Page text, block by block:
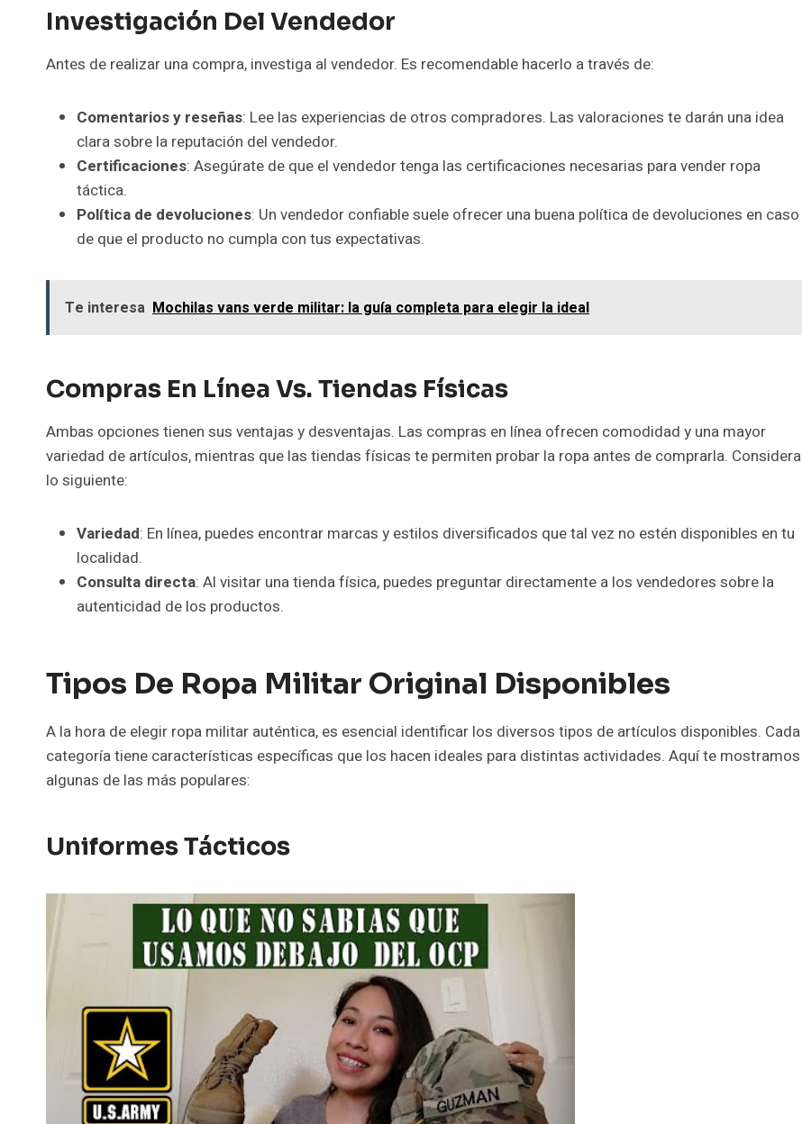
Investigación Del Vendedor
Antes de realizar una compra, investiga al vendedor. Es recomendable hacerlo a través de:
Comentarios y reseñas: Lee las experiencias de otros compradores. Las valoraciones te darán una idea
clara sobre la reputación del vendedor.
Certificaciones: Asegúrate de que el vendedor tenga las certificaciones necesarias para vender ropa
táctica.
Política de devoluciones: Un vendedor confiable suele ofrecer una buena política de devoluciones en caso
de que el producto no cumpla con tus expectativas.
Te interesa Mochilas vans verde militar: la guía completa para elegir la ideal
Compras En Línea Vs. Tiendas Físicas
Ambas opciones tienen sus ventajas y desventajas. Las compras en línea ofrecen comodidad y una mayor
variedad de artículos, mientras que las tiendas físicas te permiten probar la ropa antes de comprarla. Considera
lo siguiente:
Variedad: En línea, puedes encontrar marcas y estilos diversificados que tal vez no estén disponibles en tu
localidad.
Consulta directa: Al visitar una tienda física, puedes preguntar directamente a los vendedores sobre la
autenticidad de los productos.
Tipos De Ropa Militar Original Disponibles
A la hora de elegir ropa militar auténtica, es esencial identificar los diversos tipos de artículos disponibles. Cada
categoría tiene características específicas que los hacen ideales para distintas actividades. Aquí te mostramos
algunas de las más populares:
Uniformes Tácticos